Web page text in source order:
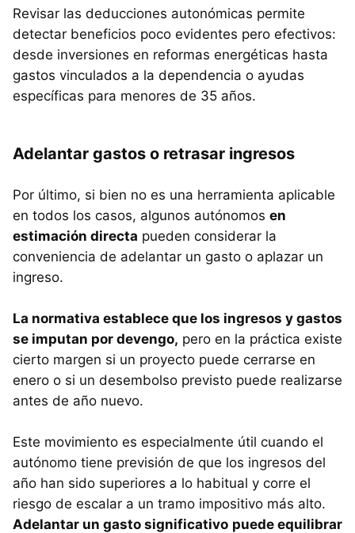
Revisar las deducciones autonómicas permite
detectar beneficios poco evidentes pero efectivos:
desde inversiones en reformas energéticas hasta
gastos vinculados a la dependencia o ayudas
específicas para menores de 35 años.
Adelantar gastos o retrasar ingresos
Por último, si bien no es una herramienta aplicable
en todos los casos, algunos autónomos en
estimación directa pueden considerar la
conveniencia de adelantar un gasto o aplazar un
ingreso.
La normativa establece que los ingresos y gastos
se imputan por devengo, pero en la práctica existe
cierto margen si un proyecto puede cerrarse en
enero o si un desembolso previsto puede realizarse
antes de año nuevo.
Este movimiento es especialmente útil cuando el
autónomo tiene previsión de que los ingresos del
año han sido superiores a lo habitual y corre el
riesgo de escalar a un tramo impositivo más alto.
Adelantar un gasto significativo puede equilibrar